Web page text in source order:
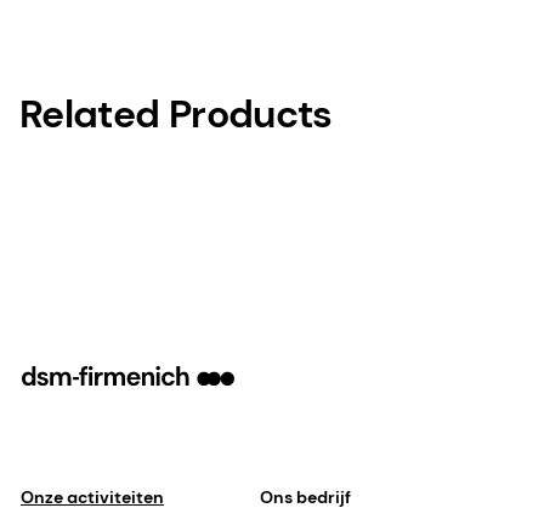
Related Products
Onze activiteiten Ons bedrijf